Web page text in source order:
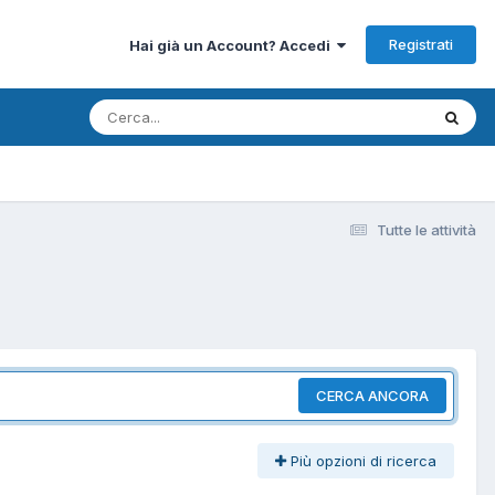
Hai già un Account? Accedi Registrati
Tutte le attività
CERCA ANCORA
Più opzioni di ricerca